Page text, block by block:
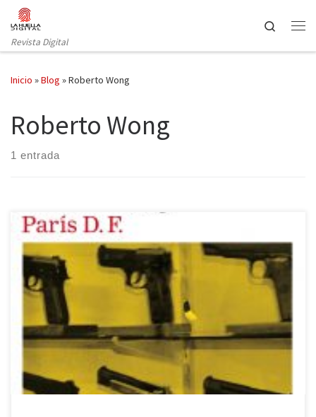
Saltar al contenido
Revista Digital
Search
Inicio »Blog »Roberto Wong
Roberto Wong
1 entrada
Roberto Wong firma una magnífica primera novela en la que el
deseo y la realidad se confunden al mismo tiempo que los mapas
de la ciudad vivida y la soñada. Galaxia Gutenberg publica este
libro ganador del Primer Premio de Novela Dos Passos, una ópera
prima que sorprende tanto por […]